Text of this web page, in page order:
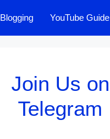
Blogging YouTube Guide
Join Us on
Telegram